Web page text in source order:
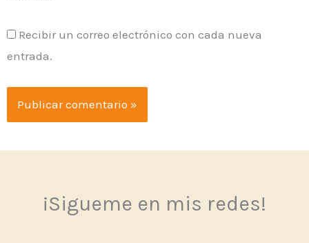
Recibir un correo electrónico con cada nueva
entrada.
¡Sigueme en mis redes!